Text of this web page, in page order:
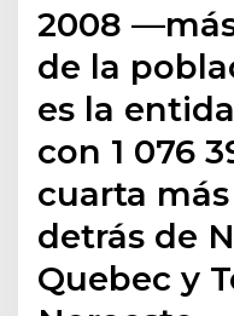
2008
de la
es la
con 1 076
cuarta
detrás de
Quebec y